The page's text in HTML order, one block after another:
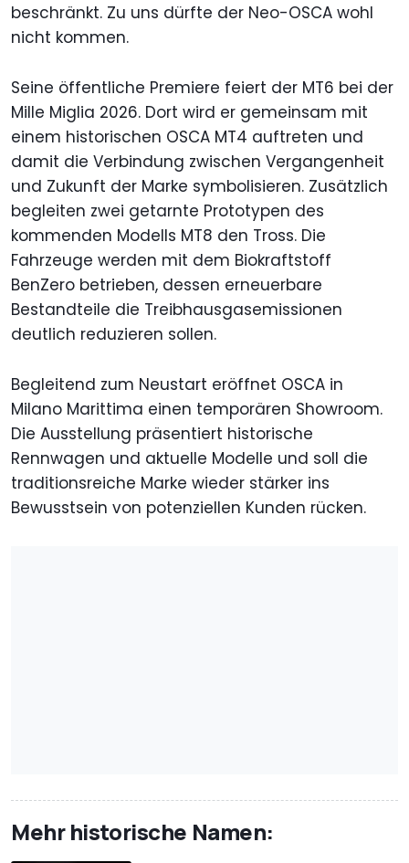
beschränkt. Zu uns dürfte der Neo-OSCA wohl
nicht kommen.
Seine öffentliche Premiere feiert der MT6 bei der
Mille Miglia 2026. Dort wird er gemeinsam mit
einem historischen OSCA MT4 auftreten und
damit die Verbindung zwischen Vergangenheit
und Zukunft der Marke symbolisieren. Zusätzlich
begleiten zwei getarnte Prototypen des
kommenden Modells MT8 den Tross. Die
Fahrzeuge werden mit dem Biokraftstoff
BenZero betrieben, dessen erneuerbare
Bestandteile die Treibhausgasemissionen
deutlich reduzieren sollen.
Begleitend zum Neustart eröffnet OSCA in
Milano Marittima einen temporären Showroom.
Die Ausstellung präsentiert historische
Rennwagen und aktuelle Modelle und soll die
traditionsreiche Marke wieder stärker ins
Bewusstsein von potenziellen Kunden rücken.
Mehr historische Namen: